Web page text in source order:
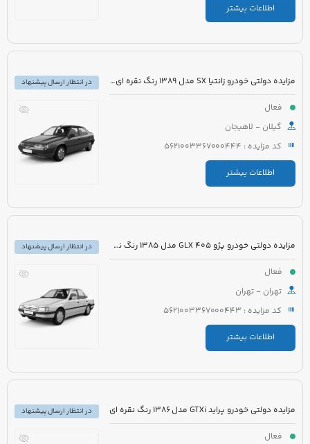
اطلاعات بیشتر
مزایده دولتی خودرو زانتیا SX مدل 1389 رنگ نقره ای متالیک
فعال
گیلان - لاهیجان
کد مزایده : 5621003367000444
اطلاعات بیشتر
در انتظار ارسال پیشنهاد
مزایده دولتی خودرو پژو 405 GLX مدل 1385 رنگ نقره ای متالیک
فعال
تهران - تهران
کد مزایده : 5621003367000443
اطلاعات بیشتر
در انتظار ارسال پیشنهاد
مزایده دولتی خودرو پراید GTXi مدل 1386 رنگ نقره ای
فعال
در انتظار ارسال پیشنهاد